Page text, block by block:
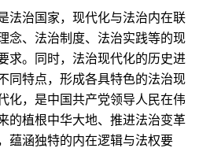
治国家，现代化与法治内在联
念、法治制度、法治实践等的现
求。同时，法治现代化的历史进
同特点，形成各具特色的法治现
化，是中国共产党领导人民在伟
的植根中华大地、推进法治变革
蕴涵独特的内在逻辑与法权要